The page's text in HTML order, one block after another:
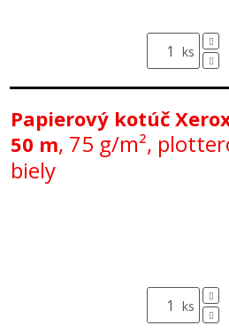
ks
Papierový kotúč
50 m, 75 g/m²,
biely
ks